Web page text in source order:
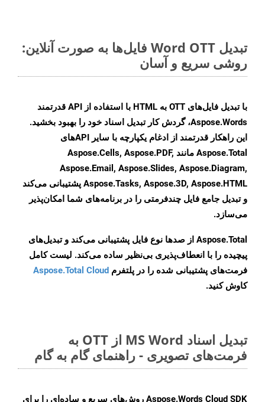
تبدیل Word OTT فایل‌ها به صورت آنلاین:
روشی سریع و آسان
با تبدیل فایل‌های OTT به HTML با استفاده از API قدرتمند
Aspose.Words، گردش کار تبدیل اسناد خود را بهبود بخشید.
این راهکار قدرتمند از ادغام یکپارچه با سایر APIهای
Aspose.Total مانند Aspose.Cells, Aspose.PDF,
Aspose.Email, Aspose.Slides, Aspose.Diagram,
Aspose.Tasks, Aspose.3D, Aspose.HTML پشتیبانی می‌کند
و تبدیل جامع فایل چندفرمتی را در برنامه‌های شما امکان‌پذیر
می‌سازد.
Aspose.Total از صدها نوع فایل پشتیبانی می‌کند و تبدیل‌های
پیچیده را با انعطاف‌پذیری بی‌نظیر ساده می‌کند. لیست کامل
فرمت‌های پشتیبانی شده را در پلتفرم Aspose.Total Cloud
کاوش کنید.
تبدیل اسناد MS Word از OTT به
فرمت‌های تصویری - راهنمای گام به گام
Aspose.Words Cloud SDK روش‌های سریع و ساده‌ای را برای